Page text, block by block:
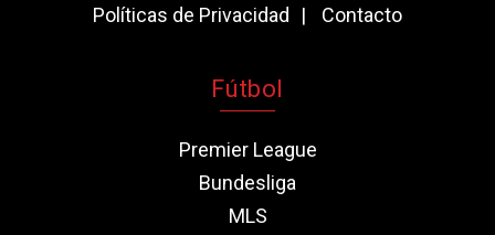
Políticas de Privacidad
Contacto
Fútbol
Premier League
Bundesliga
MLS